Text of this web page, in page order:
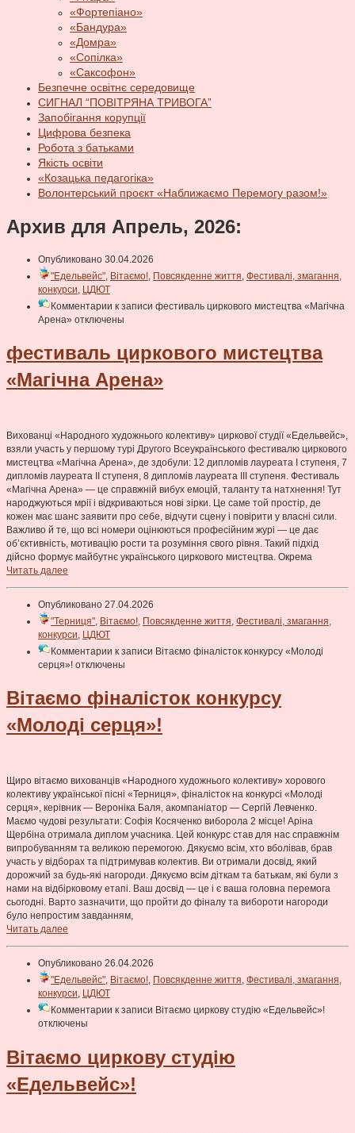
«Фортепіано»
«Бандура»
«Домра»
«Сопілка»
«Саксофон»
Безпечне освітнє середовище
СИГНАЛ “ПОВІТРЯНА ТРИВОГА”
Запобігання корупції
Цифрова безпека
Робота з батьками
Якість освіти
«Козацька педагогіка»
Волонтерський проєкт «Наближаємо Перемогу разом!»
Архив для Апрель, 2026:
Опубликовано 30.04.2026
"Едельвейс", Вітаємо!, Повсякденне життя, Фестивалі, змагання,
конкурси, ЦДЮТ
Комментарии к записи фестиваль циркового мистецтва «Магічна
Арена» отключены
фестиваль циркового мистецтва
«Магічна Арена»
Вихованці «Народного художнього колективу» циркової студії «Едельвейс»,
взяли участь у першому турі Другого Всеукраїнського фестивалю циркового
мистецтва «Магічна Арена», де здобули: 12 дипломів лауреата І ступеня, 7
дипломів лауреата ІІ ступеня, 8 дипломів лауреата ІІІ ступеня. Фестиваль
«Магічна Арена» — це справжній вибух емоцій, таланту та натхнення! Тут
народжуються мрії і відкриваються нові зірки. Це саме той простір, де
кожен має шанс заявити про себе, відчути сцену і повірити у власні сили.
Важливо й те, що всі номери оцінюються професійним журі — це дає
об’єктивність, мотивацію рости та розуміння свого рівня. Такий підхід
дійсно формує майбутнє українського циркового мистецтва. Окрема
Читать далее
Опубликовано 27.04.2026
"Терниця", Вітаємо!, Повсякденне життя, Фестивалі, змагання,
конкурси, ЦДЮТ
Комментарии к записи Вітаємо фіналісток конкурсу «Молоді
серця»! отключены
Вітаємо фіналісток конкурсу
«Молоді серця»!
Щиро вітаємо вихованців «Народного художнього колективу» хорового
колективу української пісні «Терниця», фіналісток на конкурсі «Молоді
серця», керівник — Вероніка Баля, акомпаніатор — Сергій Левченко.
Маємо чудові результати: Софія Косяченко виборола 2 місце! Аріна
Щербіна отримала диплом учасника. Цей конкурс став для нас справжнім
випробуванням та великою перемогою. Дякуємо всім, хто вболівав, брав
участь у відборах та підтримував колектив. Ви отримали досвід, який
дорожчий за будь-які нагороди. Дякуємо всім діткам та батькам, які були з
нами на відбірковому етапі. Ваш досвід — це і є ваша головна перемога
сьогодні. Варто зазначити, що пройти до фіналу та вибороти нагороди
було непростим завданням,
Читать далее
Опубликовано 26.04.2026
"Едельвейс", Вітаємо!, Повсякденне життя, Фестивалі, змагання,
конкурси, ЦДЮТ
Комментарии к записи Вітаємо циркову студію «Едельвейс»!
отключены
Вітаємо циркову студію
«Едельвейс»!